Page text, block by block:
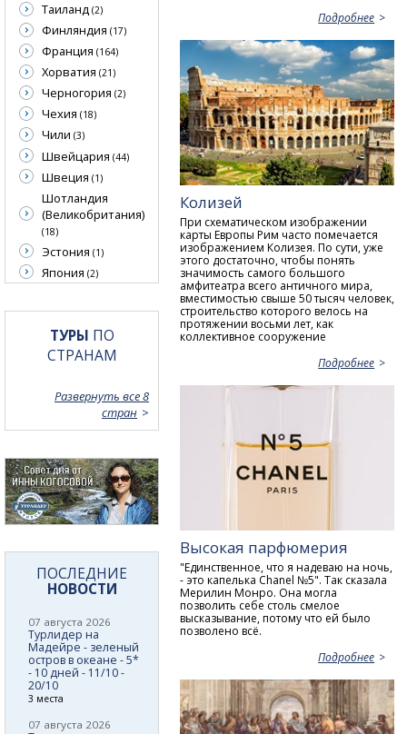
Подробнее
Колизей
При схематическом изображении
карты Европы Рим часто помечается
изображением Колизея. По сути, уже
этого достаточно, чтобы понять
значимость самого большого
амфитеатра всего античного мира,
вместимостью свыше 50 тысяч человек,
строительство которого велось на
протяжении восьми лет, как
коллективное сооружение
Подробнее
Высокая парфюмерия
"Единственное, что я надеваю на ночь,
- это капелька Chanel №5". Так сказала
Мерилин Монро. Она могла
позволить себе столь смелое
высказывание, потому что ей было
позволено всё.
Подробнее
Таиланд (2)
Финляндия (17)
Франция (164)
Хорватия (21)
Черногория (2)
Чехия (18)
Чили (3)
Швейцария (44)
Швеция (1)
Шотландия
(Великобритания)
(18)
Эстония (1)
Япония (2)
ТУРЫ ПО
СТРАНАМ
Развернуть все 8
стран
ПОСЛЕДНИЕ
НОВОСТИ
07 августа 2026
Турлидер на
Мадейре - зеленый
остров в океане - 5*
- 10 дней - 11/10 -
20/10
3 места
07 августа 2026